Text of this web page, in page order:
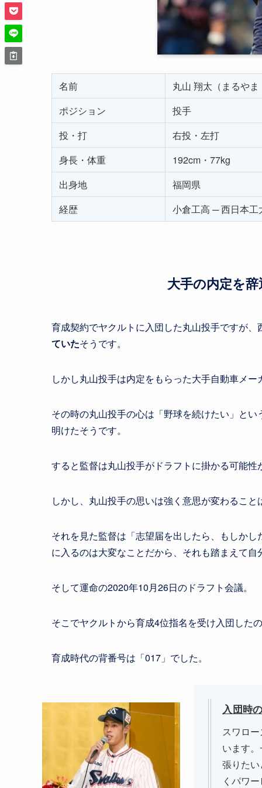
名前
丸山 翔太（まるや
ポジション
投手
投・打
右投・左打
身長・体重
192cm・77kg
出身地
福岡県
経歴
小倉工高 ─ 西日本
大手の内定を
育成契約でヤクルトに入団した丸山投手ですが、
ていたそうです。
しかし丸山投手は内定をもらった大手自動車メ
その時の丸山投手の心は「野球を続けたい」と
明けたそうです。
すると監督は丸山投手がドラフトに掛かる可能
しかし、丸山投手の思いは強く意思が変わるこ
それを見た監督は「志望届を出したら、もしか
に入るのは大変なことだから、それも踏まえて
そして運命の2020年10月26日のドラフト会議。
そこでヤクルトから育成4位指名を受け入団した
育成時代の背番号は「017」でした。
入団時
スワロ
います
張りた
くパワ